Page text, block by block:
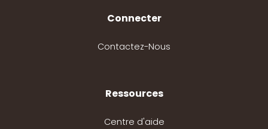
Connecter
Contactez-Nous
Ressources
Centre d'aide